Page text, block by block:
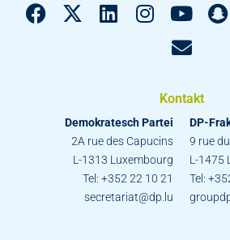
Kontakt
Demokratesch Partei
2A rue des Capucins
L-1313 Luxembourg
Tel: +352 22 10 21
secretariat@dp.lu
DP-
9 rue
L-1475
Tel: